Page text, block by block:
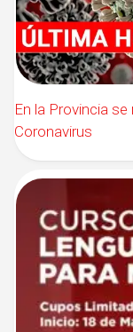
En la Provincia
Coronavirus